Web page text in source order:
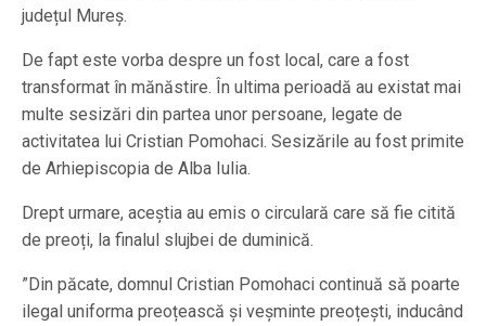
județul Mureș.
De fapt este vorba despre un fost local, care a fost
transformat în mănăstire. În ultima perioadă au existat mai
multe sesizări din partea unor persoane, legate de
activitatea lui Cristian Pomohaci. Sesizările au fost primite
de Arhiepiscopia de Alba Iulia.
Drept urmare, aceștia au emis o circulară care să fie citită
de preoți, la finalul slujbei de duminică.
”Din păcate, domnul Cristian Pomohaci continuă să poarte
ilegal uniforma preoțească și veșminte preoțești, inducând